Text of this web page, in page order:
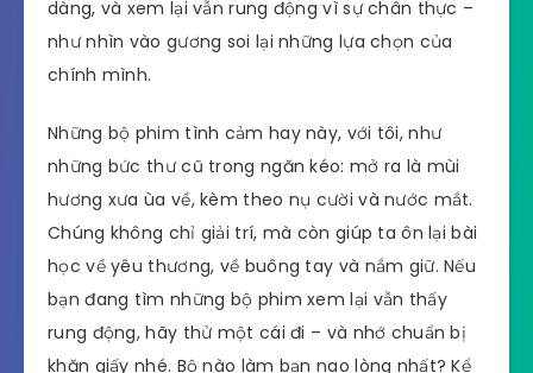
dàng, và xem lại vẫn rung động vì sự chân thực –
như nhìn vào gương soi lại những lựa chọn của
chính mình.
Những bộ phim tình cảm hay này, với tôi, như
những bức thư cũ trong ngăn kéo: mở ra là mùi
hương xưa ùa về, kèm theo nụ cười và nước mắt.
Chúng không chỉ giải trí, mà còn giúp ta ôn lại bài
học về yêu thương, về buông tay và nắm giữ. Nếu
bạn đang tìm những bộ phim xem lại vẫn thấy
rung động, hãy thử một cái đi – và nhớ chuẩn bị
khăn giấy nhé. Bộ nào làm bạn nao lòng nhất? Kể